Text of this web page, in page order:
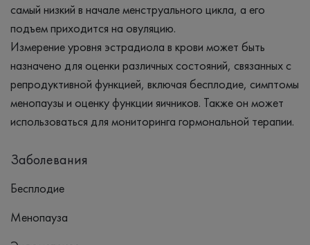
самый низкий в начале менструального цикла, а его
подъем приходится на овуляцию.
Измерение уровня эстрадиола в крови может быть
назначено для оценки различных состояний, связанных с
репродуктивной функцией, включая бесплодие, симптомы
менопаузы и оценку функции яичников. Также он может
использоваться для мониторинга гормональной терапии.
Заболевания
Бесплодие
Менопауза